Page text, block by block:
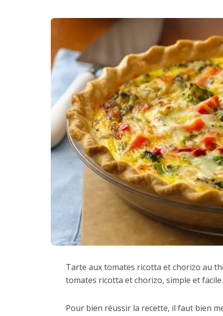
Tarte aux tomates ricotta et chorizo au
tomates ricotta et chorizo, simple et
Pour bien réussir la recette, il faut bien